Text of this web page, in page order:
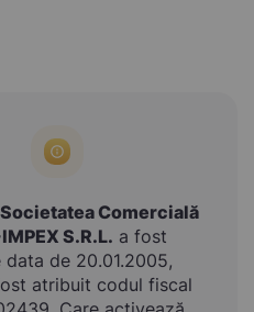
Societatea Comercială
S.R.L. a fost
de 20.01.2005,
atribuit codul fiscal